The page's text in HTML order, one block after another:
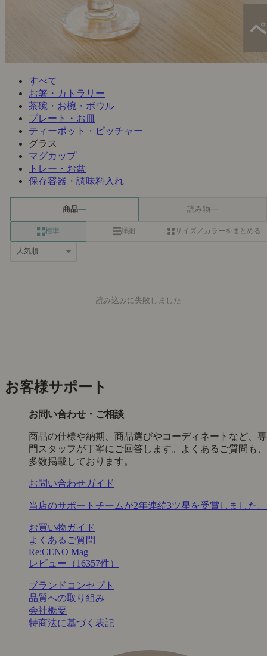
すべて
お箸・カトラリー
茶碗・お椀・ボウル
プレート・お皿
ティーポット・ピッチャー
グラス
マグカップ
トレー・お盆
保存容器・調味料入れ
商品 読み物
標準 詳細 サイズ／カラーをまとめる
読み込みに失敗しました
お客様サポート
お問い合わせ・ご相談
商品の仕様や納期、商品選びやコーディネートなど、専
門スタッフが丁寧にご回答します。よくあるご質問も、
多数掲載しております。
お問い合わせガイド
当店のサポートチームが2年連続3ツ星を受賞しました。
お買い物ガイド
よくあるご質問
Re:CENO Mag
レビュー（16357件）
ブランドコンセプト
品質への取り組み
会社概要
特商法に基づく表記